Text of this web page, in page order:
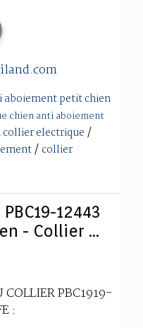
aboiement petit chien
chien anti aboiement
electrique /
/ collier
PBC19-12443
- Collier ...
PBC1919-
: